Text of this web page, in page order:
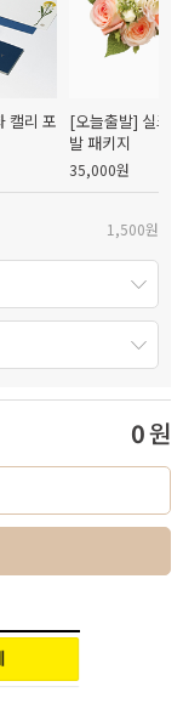
캘리 포
[오늘출발] 실크
발 패키지
35,000원
1,500원
0원